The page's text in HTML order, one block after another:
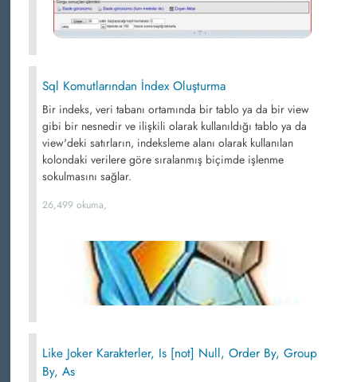
Sql Komutlarından İndex Oluşturma
Bir indeks, veri tabanı ortamında bir tablo ya da bir view
gibi bir nesnedir ve ilişkili olarak kullanıldığı tablo ya da
view'deki satırların, indeksleme alanı olarak kullanılan
kolondaki verilere göre sıralanmış biçimde işlenme
sokulmasını sağlar.
26,499 okuma,
Like Joker Karakterler, Is [not] Null, Order By, Group
By, As